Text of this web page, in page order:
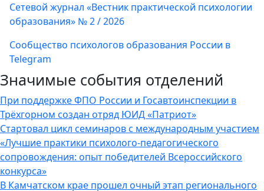
Сетевой журнал «Вестник практической психологии
образования» № 2 / 2026
Сообщество психологов образования России в
Telegram
Значимые события отделений
При поддержке ФПО России и Госавтоинспекции в
Трёхгорном создан отряд ЮИД «Патриот»
Стартовал цикл семинаров с международным участием
«Лучшие практики психолого-педагогического
сопровождения: опыт победителей Всероссийского
конкурса»
В Камчатском крае прошел очный этап регионального